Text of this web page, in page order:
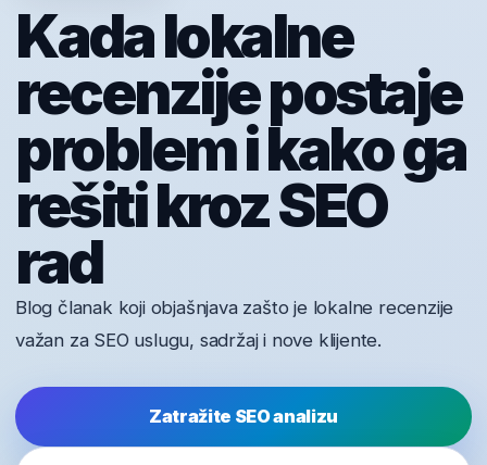
Kada lokalne
recenzije postaje
problem i kako ga
rešiti kroz SEO
rad
Blog članak koji objašnjava zašto je lokalne recenzije
važan za SEO uslugu, sadržaj i nove klijente.
Zatražite SEO analizu